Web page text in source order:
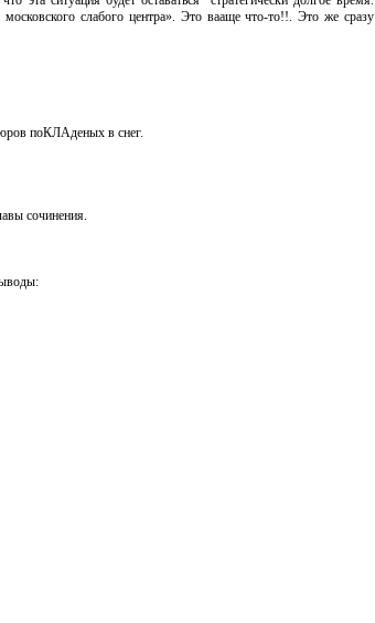
слабого центра». Это вааще что-то!!. Это же сразу
поКЛАденых в снег.
сочинения.